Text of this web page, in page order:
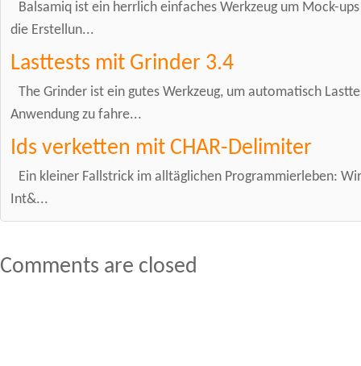
Balsamiq ist ein herrlich einfaches Werkzeug um Mock-
die Erstellun...
Lasttests mit Grinder 3.4
The Grinder ist ein gutes Werkzeug, um automatisch
Anwendung zu fahre...
Ids verketten mit CHAR-Delimiter
Ein kleiner Fallstrick im alltäglichen Programmierleben:
Int&...
Comments are closed